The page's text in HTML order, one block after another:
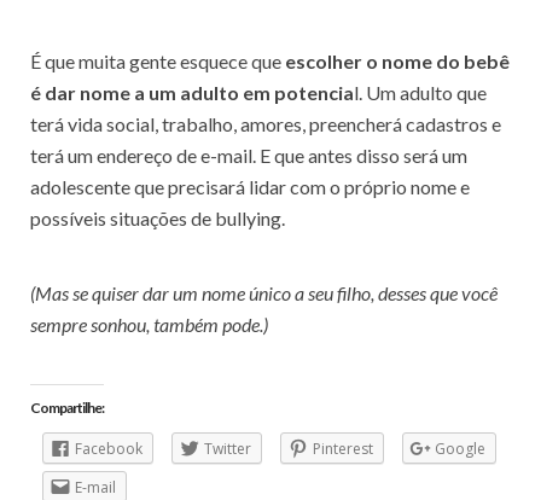
É que muita gente esquece que escolher o nome do bebê
é dar nome a um adulto em potencial. Um adulto que
terá vida social, trabalho, amores, preencherá cadastros e
terá um endereço de e-mail. E que antes disso será um
adolescente que precisará lidar com o próprio nome e
possíveis situações de bullying.
(Mas se quiser dar um nome único a seu filho, desses que você
sempre sonhou, também pode.)
Compartilhe:
Facebook Twitter Pinterest
Google
E-mail